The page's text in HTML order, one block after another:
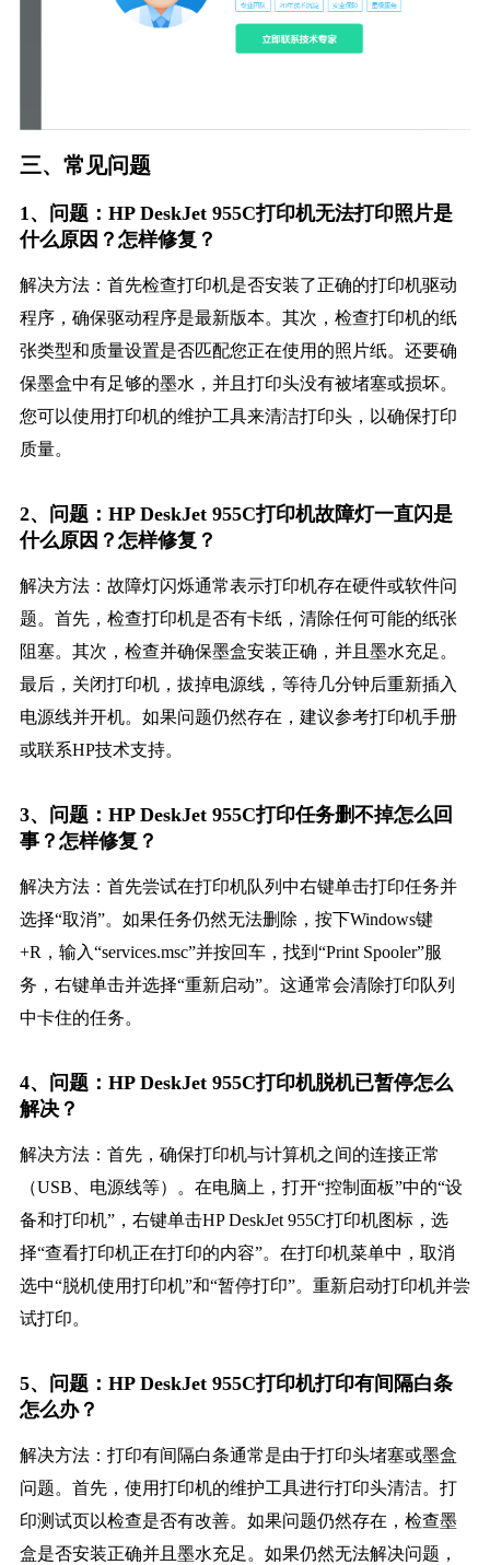
三、常见问题
1、问题：HP DeskJet 955C打印机无法打印照片是
什么原因？怎样修复？
解决方法：首先检查打印机是否安装了正确的打印机驱动
程序，确保驱动程序是最新版本。其次，检查打印机的纸
张类型和质量设置是否匹配您正在使用的照片纸。还要确
保墨盒中有足够的墨水，并且打印头没有被堵塞或损坏。
您可以使用打印机的维护工具来清洁打印头，以确保打印
质量。
2、问题：HP DeskJet 955C打印机故障灯一直闪是
什么原因？怎样修复？
解决方法：故障灯闪烁通常表示打印机存在硬件或软件问
题。首先，检查打印机是否有卡纸，清除任何可能的纸张
阻塞。其次，检查并确保墨盒安装正确，并且墨水充足。
最后，关闭打印机，拔掉电源线，等待几分钟后重新插入
电源线并开机。如果问题仍然存在，建议参考打印机手册
或联系HP技术支持。
3、问题：HP DeskJet 955C打印任务删不掉怎么回
事？怎样修复？
解决方法：首先尝试在打印机队列中右键单击打印任务并
选择“取消”。如果任务仍然无法删除，按下Windows键
+R，输入“services.msc”并按回车，找到“Print Spooler”服
务，右键单击并选择“重新启动”。这通常会清除打印队列
中卡住的任务。
4、问题：HP DeskJet 955C打印机脱机已暂停怎么
解决？
解决方法：首先，确保打印机与计算机之间的连接正常
（USB、电源线等）。在电脑上，打开“控制面板”中的“设
备和打印机”，右键单击HP DeskJet 955C打印机图标，选
择“查看打印机正在打印的内容”。在打印机菜单中，取消
选中“脱机使用打印机”和“暂停打印”。重新启动打印机并尝
试打印。
5、问题：HP DeskJet 955C打印机打印有间隔白条
怎么办？
解决方法：打印有间隔白条通常是由于打印头堵塞或墨盒
问题。首先，使用打印机的维护工具进行打印头清洁。打
印测试页以检查是否有改善。如果问题仍然存在，检查墨
盒是否安装正确并且墨水充足。如果仍然无法解决问题，